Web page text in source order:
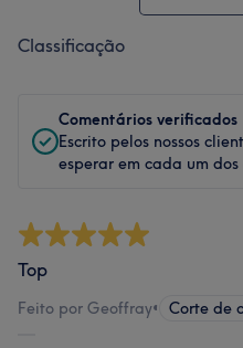
Classificação
Comentários verificados
Escrito pelos nossos
esperar em cada um dos
Top
Feito por Geoffray• Corte de